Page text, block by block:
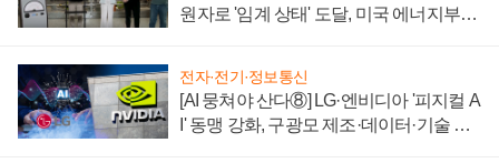
원자로 '임계 상태' 도달, 미국 에너지부
전자·전기·정보통신
[AI 뭉쳐야 산다⑧] LG·엔비디아 '피지컬 A
I' 동맹 강화, 구광모 제조·데이터·기술 결